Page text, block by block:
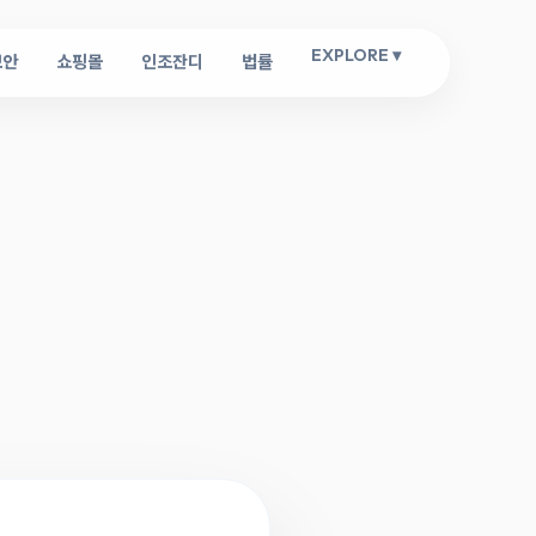
쇼핑몰 인조잔디 법률 EXPLORE ▾